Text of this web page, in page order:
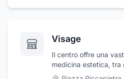
filler , correzione di
Visage
Il centro offre una
medicina estetica,
corpo come filler,